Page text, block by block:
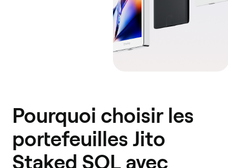
Pourquoi choisir les
portefeuilles Jito
Staked SOL avec